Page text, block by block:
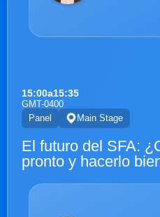
15:00a15:35
GMT-0400
Panel
Main Stage
El futuro del SFA:
pronto y hacerlo